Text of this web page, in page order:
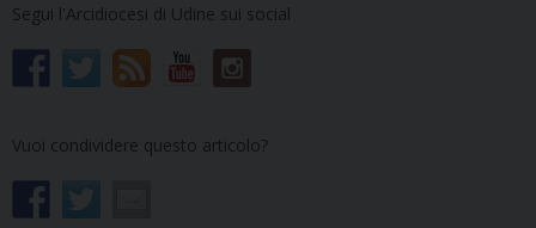
Segui l'Arcidiocesi di Udine sui social
Vuoi condividere questo articolo?